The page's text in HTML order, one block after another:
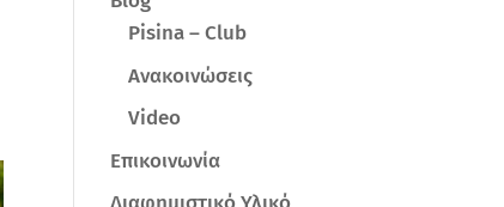
Pisina – Club
Ανακοινώσεις
Video
Επικοινωνία